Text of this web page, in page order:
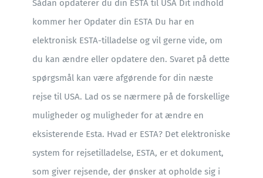
Sådan opdaterer du din ESTA til USA Dit indhold
kommer her Opdater din ESTA Du har en
elektronisk ESTA-tilladelse og vil gerne vide, om
du kan ændre eller opdatere den. Svaret på dette
spørgsmål kan være afgørende for din næste
rejse til USA. Lad os se nærmere på de forskellige
muligheder og muligheder for at ændre en
eksisterende Esta. Hvad er ESTA? Det elektroniske
system for rejsetilladelse, ESTA, er et dokument,
som giver rejsende, der ønsker at opholde sig i